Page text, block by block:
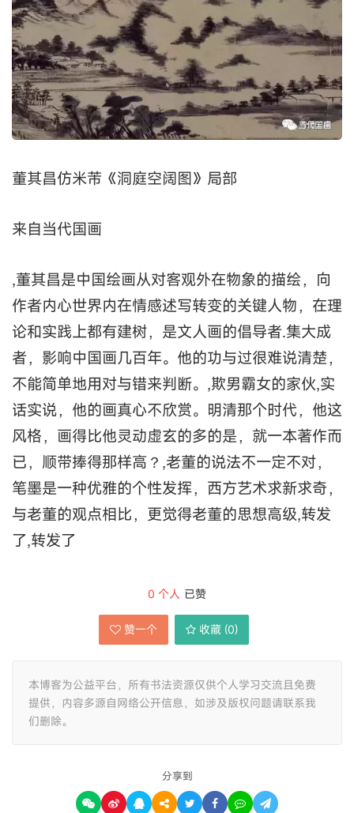
董其昌仿米芾《洞庭空阔图》局部
来自当代国画
,董其昌是中国绘画从对客观外在物象的描绘，向
作者内心世界内在情感述写转变的关键人物，在理
论和实践上都有建树，是文人画的倡导者.集大成
者，影响中国画几百年。他的功与过很难说清楚，
不能简单地用对与错来判断。,欺男霸女的家伙,实
话实说，他的画真心不欣赏。明清那个时代，他这
风格，画得比他灵动虚玄的多的是，就一本著作而
已，顺带捧得那样高？,老董的说法不一定不对，
笔墨是一种优雅的个性发挥，西方艺术求新求奇，
与老董的观点相比，更觉得老董的思想高级,转发
了,转发了
0 个人 已赞
赞一个 收藏 (0)
本博客为公益平台，所有书法资源仅供个人学习交流且免费
提供，内容多源自网络公开信息，如涉及版权问题请联系我
们删除。
分享到